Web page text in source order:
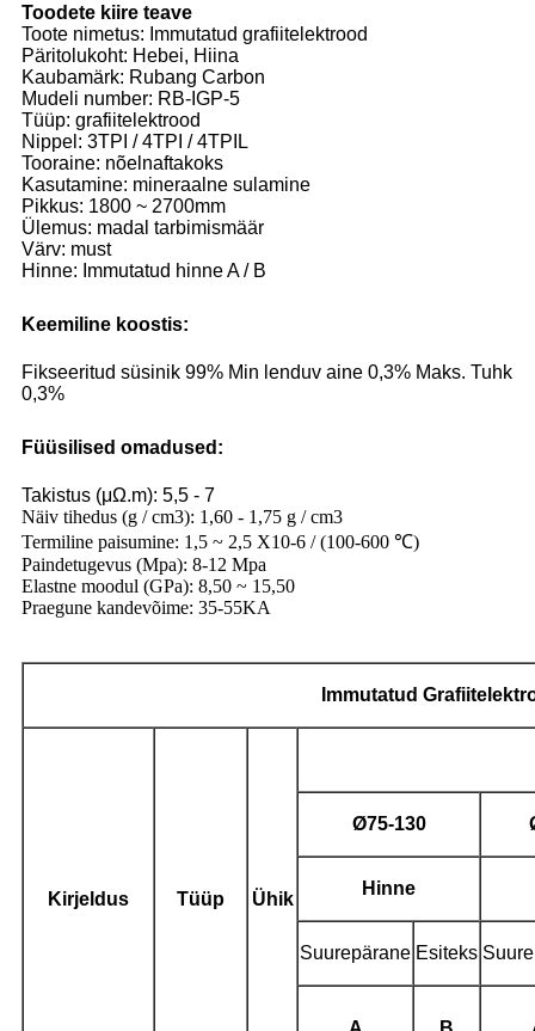
Toodete kiire teave
Toote nimetus: Immutatud grafiitelektrood
Päritolukoht: Hebei, Hiina
Kaubamärk: Rubang Carbon
Mudeli number: RB-IGP-5
Tüüp: grafiitelektrood
Nippel: 3TPI / 4TPI / 4TPIL
Tooraine: nõelnaftakoks
Kasutamine: mineraalne sulamine
Pikkus: 1800 ~ 2700mm
Ülemus: madal tarbimismäär
Värv: must
Hinne: Immutatud hinne A / B
Keemiline koostis:
Fikseeritud süsinik 99% Min lenduv aine 0,3% Maks. Tuhk
0,3%
Füüsilised omadused:
Takistus (μΩ.m): 5,5 - 7
Näiv tihedus (g / cm3): 1,60 - 1,75 g / cm3
Termiline paisumine: 1,5 ~ 2,5 X10-6 / (100-600 ℃)
Paindetugevus (Mpa): 8-12 Mpa
Elastne moodul (GPa): 8,50 ~ 15,50
Praegune kandevõime: 35-55KA
Immutatud
Kirjeldus Tüüp Ühik
Ø75-130
Hinne
Suurepärane Esiteks